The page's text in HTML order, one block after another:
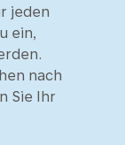
jeden
ein,
nach
Sie Ihr